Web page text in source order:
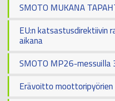
SMOTO MUKANA
EU:n katsastusdirektiivin
aikana
SMOTO MP26-messuilla
Erävoitto